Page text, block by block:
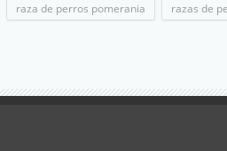
raza de perros pomerania
razas de